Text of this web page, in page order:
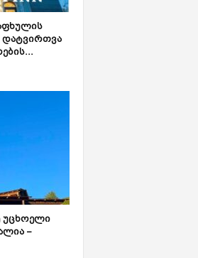
უცხოელი
–